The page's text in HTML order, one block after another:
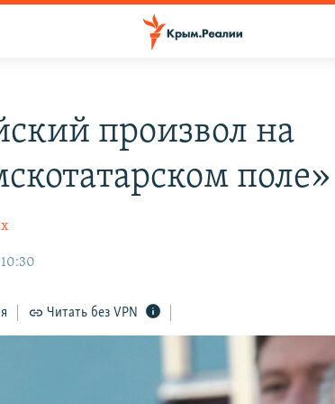
произвол на
поле»
Читать без VPN